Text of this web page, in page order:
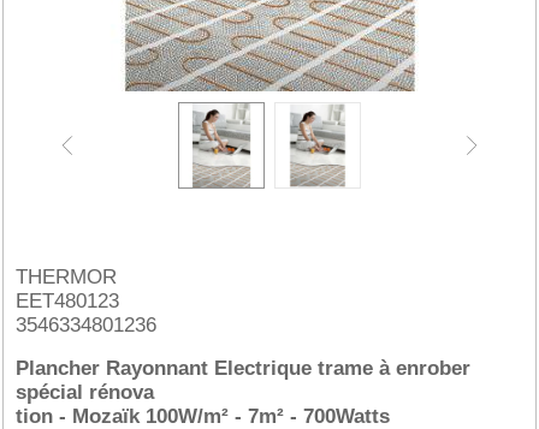
THERMOR
EET480123
3546334801236
Plancher Rayonnant Electrique trame à enrober
spécial rénova
tion - Mozaïk 100W/m² - 7m² - 700Watts